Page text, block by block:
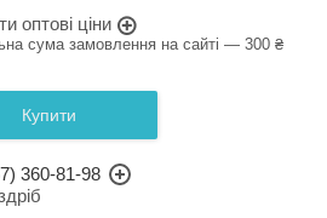
оптові ціни
сума замовлення на сайті — 300 ₴
Купити
360-81-98